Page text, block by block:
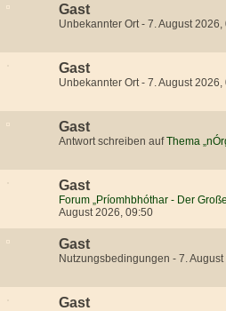
Gast
Unbekannter Ort - 7. August 2026,
Gast
Unbekannter Ort - 7. August 2026,
Gast
Antwort schreiben aufThema
Gast
Forum „Príomhbhóthar - Der
August 2026, 09:50
Gast
Nutzungsbedingungen - 7.
Gast